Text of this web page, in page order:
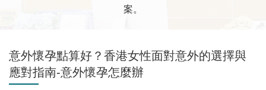
案。
意外懷孕點算好？香港女性面對意外的選擇與
應對指南-意外懷孕怎麼辦